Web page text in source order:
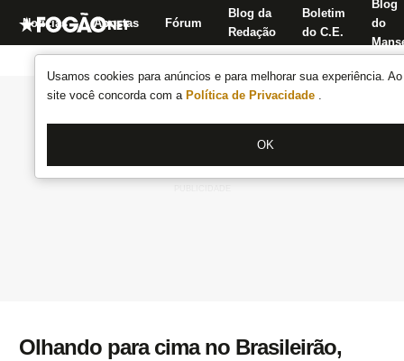
Usamos cookies para anúncios e para melhorar sua experiência.
site você concorda com a Política de Privacidade .
OK
Notícias Apostas Fórum
Blog da
Redação
Boletim
do C.E.
Blog
do
Olhando para cima no Brasileirão,